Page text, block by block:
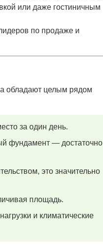
или даже гостиничным
по продаже и
обладают целым рядом
за один день.
фундамент — достаточно
это значительно
площадь.
и климатические